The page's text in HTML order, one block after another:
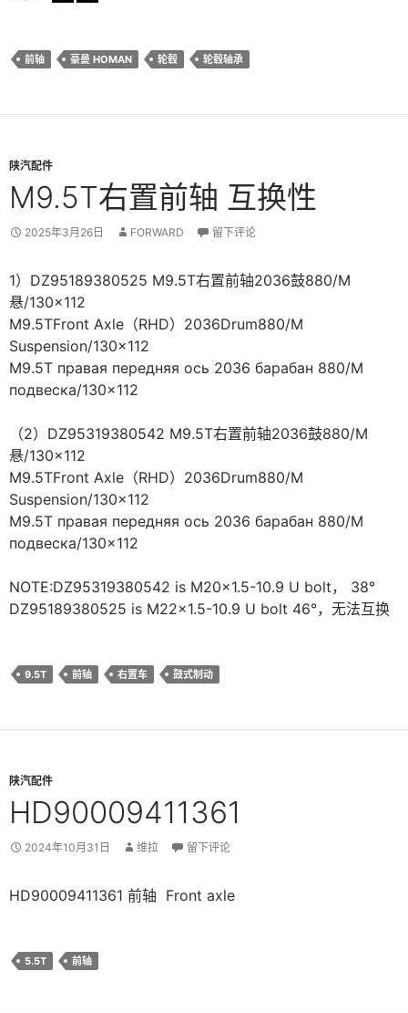
前轴 豪曼 HOMAN 轮毂 轮毂轴承
陕汽配件
M9.5T右置前轴 互换性
2025年3月26日 FORWARD 留下评论
1）DZ95189380525 M9.5T右置前轴2036鼓880/M
悬/130×112
M9.5TFront Axle（RHD）2036Drum880/M
Suspension/130×112
M9.5T правая передняя ось 2036 барабан 880/M
подвеска/130×112
（2）DZ95319380542 M9.5T右置前轴2036鼓880/M
悬/130×112
M9.5TFront Axle（RHD）2036Drum880/M
Suspension/130×112
M9.5T правая передняя ось 2036 барабан 880/M
подвеска/130×112
NOTE:DZ95319380542 is M20×1.5-10.9 U bolt， 38°
DZ95189380525 is M22×1.5-10.9 U bolt 46°，无法互换
9.5T 前轴 右置车 鼓式制动
陕汽配件
HD90009411361
2024年10月31日 维拉 留下评论
HD90009411361 前轴 Front axle
5.5T 前轴